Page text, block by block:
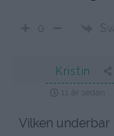
0
Kristin
11 år sedan
Vilken